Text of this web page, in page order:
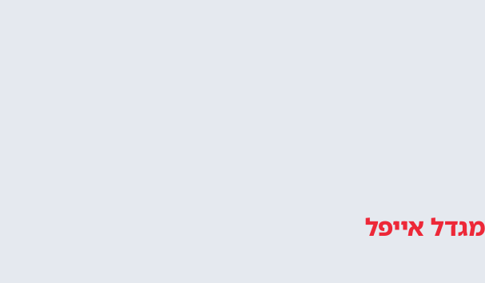
אייפל